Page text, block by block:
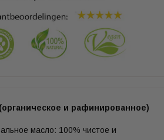
и рафинированное)
масло: 100% чистое и